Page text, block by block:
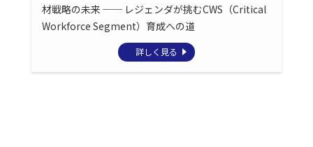
材戦略の未来 ── レジェンダが挑むCWS（Critical
Workforce Segment）育成への道
詳しく見る